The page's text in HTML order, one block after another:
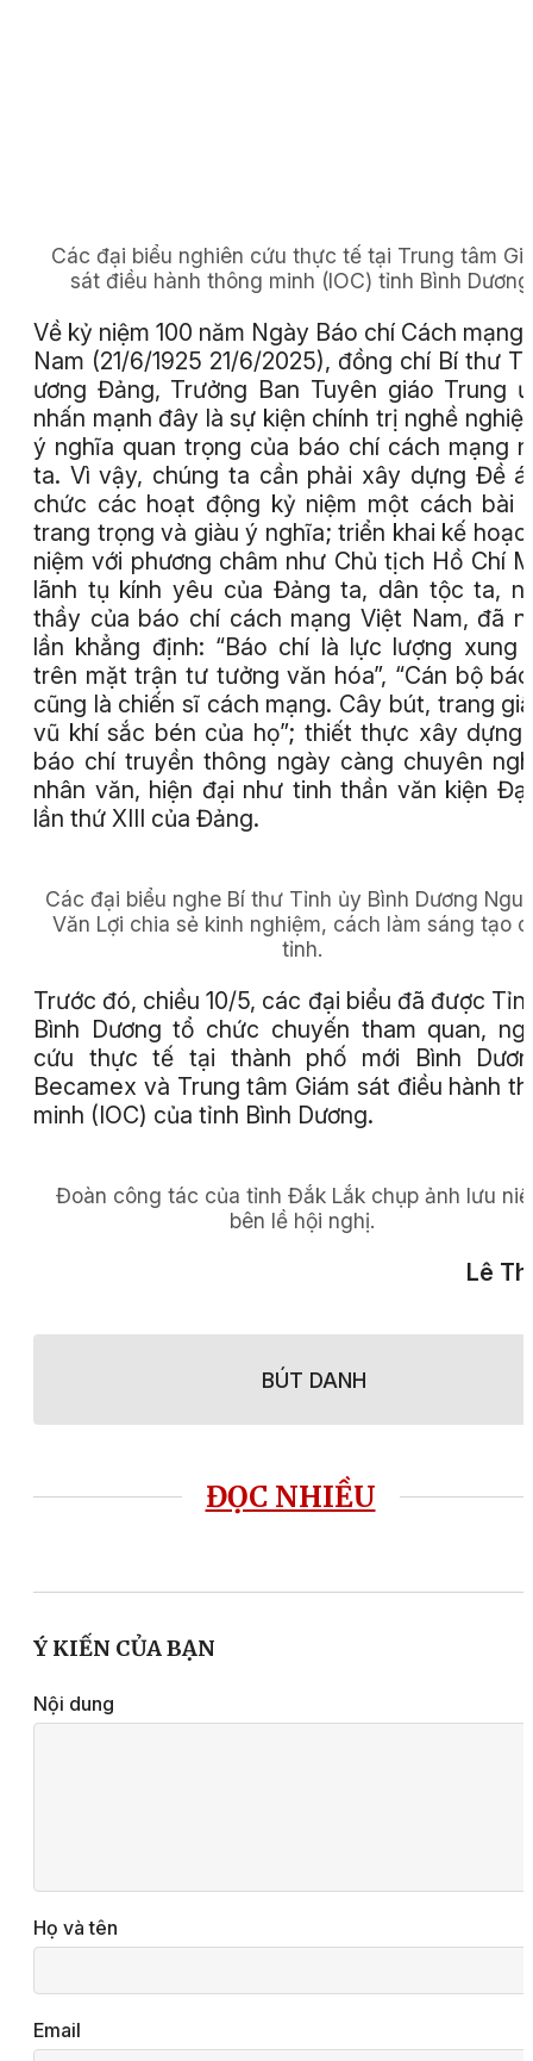
Các đại biểu nghiên cứu thực tế tại Trung tâm
sát điều hành thông minh (IOC) tỉnh Bình
Về kỷ niệm 100 năm Ngày Báo chí Cách mạng
Nam (21/6/1925 21/6/2025), đồng chí Bí thư
ương Đảng, Trưởng Ban Tuyên giáo Trung
nhấn mạnh đây là sự kiện chính trị nghề
ý nghĩa quan trọng của báo chí cách mạng
ta. Vì vậy, chúng ta cần phải xây dựng Đề
chức các hoạt động kỷ niệm một cách bài
trang trọng và giàu ý nghĩa; triển khai kế
niệm với phương châm như Chủ tịch Hồ Chí
lãnh tụ kính yêu của Đảng ta, dân tộc ta,
thầy của báo chí cách mạng Việt Nam, đã
lần khẳng định: “Báo chí là lực lượng xung
trên mặt trận tư tưởng văn hóa”, “Cán bộ
cũng là chiến sĩ cách mạng. Cây bút, trang
vũ khí sắc bén của họ”; thiết thực xây dựng
báo chí truyền thông ngày càng chuyên
nhân văn, hiện đại như tinh thần văn kiện
lần thứ XIII của Đảng.
Các đại biểu nghe Bí thư Tỉnh ủy Bình Dương
Văn Lợi chia sẻ kinh nghiệm, cách làm sáng tạo
tỉnh.
Trước đó, chiều 10/5, các đại biểu đã được
Bình Dương tổ chức chuyến tham quan,
cứu thực tế tại thành phố mới Bình
Becamex và Trung tâm Giám sát điều hành
minh (IOC) của tỉnh Bình Dương.
Đoàn công tác của tỉnh Đắk Lắk chụp ảnh lưu
bên lề hội nghị.
Lê
BÚT DANH
ĐỌC NHIỀU
Ý KIẾN CỦA BẠN
Nội dung
Họ và tên
Email